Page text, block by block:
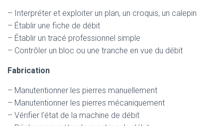
– Interpréter et exploiter un plan, un croquis, un calepin
– Établir une fiche de débit
– Établir un tracé professionnel simple
– Contrôler un bloc ou une tranche en vue du débit
Fabrication
– Manutentionner les pierres manuellement
– Manutentionner les pierres mécaniquement
– Vérifier l’état de la machine de débit